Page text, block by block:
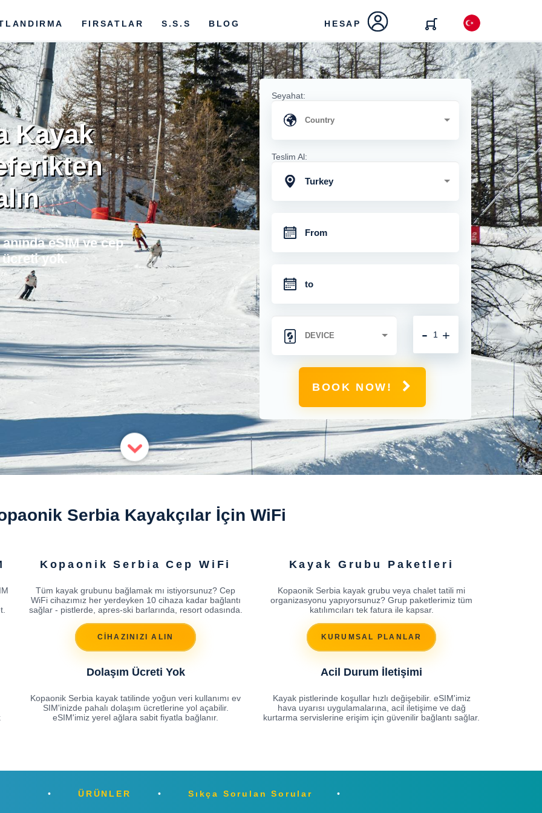
FIRSATLAR S.S.S BLOG HESAP
Kayak
eSIM ve cep
ücreti yok.
Seyahat:
Teslim Al:
Turkey
+
-
BOOK NOW!
Serbia Kayakçılar İçin WiFi
Kopaonik Serbia Cep WiFi
Tüm kayak grubunu bağlamak mı istiyorsunuz? Cep
WiFi cihazımız her yerdeyken 10 cihaza kadar bağlantı
sağlar - pistlerde, apres-ski barlarında, resort odasında.
CİHAZINIZI ALIN
Kayak Grubu Paketleri
Kopaonik Serbia kayak grubu veya chalet tatili mi
organizasyonu yapıyorsunuz? Grup paketlerimiz tüm
katılımcıları tek fatura ile kapsar.
KURUMSAL PLANLAR
Dolaşım Ücreti Yok
Kopaonik Serbia kayak tatilinde yoğun veri kullanımı ev
SIM'inizde pahalı dolaşım ücretlerine yol açabilir.
eSIM'imiz yerel ağlara sabit fiyatla bağlanır.
Acil Durum İletişimi
Kayak pistlerinde koşullar hızlı değişebilir. eSIM'imiz
hava uyarısı uygulamalarına, acil iletişime ve dağ
kurtarma servislerine erişim için güvenilir bağlantı sağlar.
ÜRÜNLER Sıkça Sorulan Sorular